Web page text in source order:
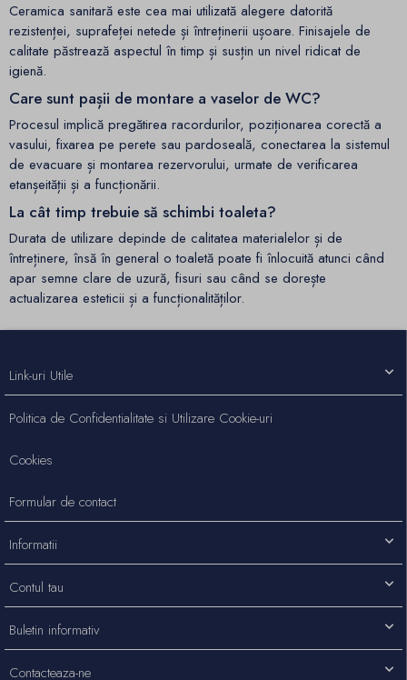
Ceramica sanitară este cea mai utilizată alegere datorită
rezistenței, suprafeței netede și întreținerii ușoare. Finisajele de
calitate păstrează aspectul în timp și susțin un nivel ridicat de
igienă.
Care sunt pașii de montare a vaselor de WC?
Procesul implică pregătirea racordurilor, poziționarea corectă a
vasului, fixarea pe perete sau pardoseală, conectarea la sistemul
de evacuare și montarea rezervorului, urmate de verificarea
etanșeității și a funcționării.
La cât timp trebuie să schimbi toaleta?
Durata de utilizare depinde de calitatea materialelor și de
întreținere, însă în general o toaletă poate fi înlocuită atunci când
apar semne clare de uzură, fisuri sau când se dorește
actualizarea esteticii și a funcționalităților.
Contacteaza-ne
Link-uri Utile
Politica de Confidentialitate si Utilizare Cookie-uri
Cookies
Formular de contact
Informatii
Contul tau
Buletin informativ